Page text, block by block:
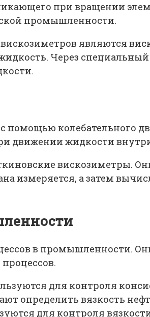
при вращении
промышленности.
являются
Через
помощью колебательного
движении жидкости
вискозиметры.
измеряется, а затем
в промышленности.
для контроля
определить вязкость
для контроля